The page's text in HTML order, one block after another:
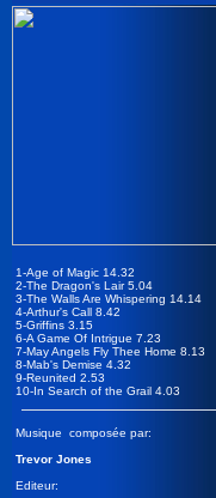
1-Age of Magic 14.32
2-The Dragon's Lair 5.04
3-The Walls Are Whispering 14.14
4-Arthur's Call 8.42
5-Griffins 3.15
6-A Game Of Intrigue 7.23
7-May Angels Fly Thee Home 8.13
8-Mab's Demise 4.32
9-Reunited 2.53
10-In Search of the Grail 4.03
Musique composée par:
Trevor Jones
Editeur: